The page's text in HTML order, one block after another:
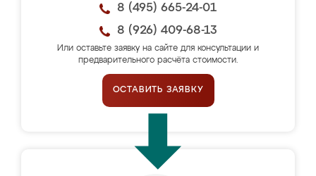
8 (495) 665-24-01
8 (926) 409-68-13
Или оставьте заявку на сайте для консультации и
предварительного расчёта стоимости.
ОСТАВИТЬ ЗАЯВКУ